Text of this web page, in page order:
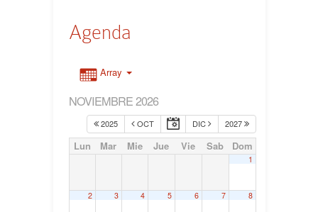
Agenda
Array
NOVIEMBRE 2026
2025 OCT DIC 2027
Lun Mar Mie Jue Vie Sab Dom
1
2 3 4 5 6 7 8